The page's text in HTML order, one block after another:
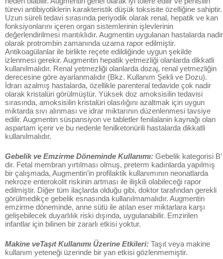
türevi antibiyotiklerin karakteristik düşük toksisite özelliğine sahiptir.
Uzun süreli tedavi sırasında periyodik olarak renal, hepatik ve kan
fonksiyonlarını içeren organ sistemlerinin işlevlerinin
değerlendirilmesi mantıklıdır. Augmentin uygulanan hastalarda nadir
olarak protrombin zamanında uzama rapor edilmiştir.
Antikoagülanlar ile birlikte reçete edildiğinde uygun şekilde
izlenmesi gerekir. Augmentin hepatik yetmezliği olanlarda dikkatli
kullanılmalıdır. Renal yetmezliği olanlarda dozaj, renal yetmezliğin
derecesine göre ayarlanmalıdır (Bkz. Kullanım Şekli ve Dozu).
İdrarı azalmış hastalarda, özellikle parenteral tedavide çok nadir
olarak kristalüri görülmüştür. Yüksek doz amoksisilin tedavisi
sırasında, amoksisilin kristalüri olasılığını azaltmak için uygun
miktarda sıvı alınması ve idrar miktarının düzenlenmesi tavsiye
edilir. Augmentin süspansiyon ve tabletler fenilalanin kaynağı olan
aspartam içerir ve bu nedenle fenilketonürili hastalarda dikkatli
kullanılmalıdır.
Gebelik ve Emzirme Döneminde Kullanımı: Gebelik kategorisi B’
dir. Fetal membran yırtılması olmuş, preterm kadınlarda yapılmış
bir çalışmada, Augmentin’in profilaktik kullanımının neonatlarda
nekroze enterokolit riskinin artması ile ilişkili olabileceği rapor
edilmiştir. Diğer tüm ilaçlarda olduğu gibi, doktor tarafından gerekli
görülmedikçe gebelik esnasında kullanılmamalıdır. Augmentin
emzirme döneminde, anne sütü ile atılan eser miktarlara karşı
gelişebilecek duyarlılık riski dışında, uygulanabilir. Emzirilen
infantlar için bilinen bir zararlı etkisi yoktur.
Makine veTaşıt Kullanımı Üzerine Etkileri: Taşıt veya makine
kullanım yeteneği üzerinde bir yan etkisi gözlenmemiştir.